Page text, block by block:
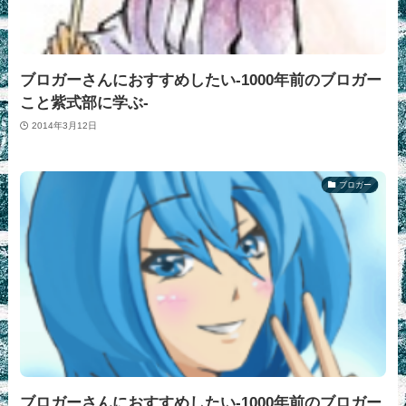
ブロガーさんにおすすめしたい-1000年前のブロガー
こと紫式部に学ぶ-
2014年3月12日
ブロガー